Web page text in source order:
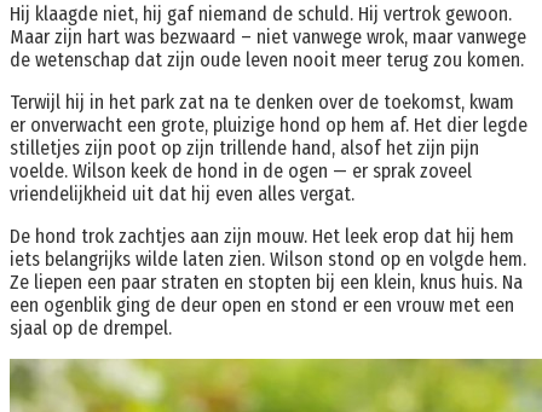
Hij klaagde niet, hij gaf niemand de schuld. Hij vertrok gewoon.
Maar zijn hart was bezwaard – niet vanwege wrok, maar vanwege
de wetenschap dat zijn oude leven nooit meer terug zou komen.
Terwijl hij in het park zat na te denken over de toekomst, kwam
er onverwacht een grote, pluizige hond op hem af. Het dier legde
stilletjes zijn poot op zijn trillende hand, alsof het zijn pijn
voelde. Wilson keek de hond in de ogen — er sprak zoveel
vriendelijkheid uit dat hij even alles vergat.
De hond trok zachtjes aan zijn mouw. Het leek erop dat hij hem
iets belangrijks wilde laten zien. Wilson stond op en volgde hem.
Ze liepen een paar straten en stopten bij een klein, knus huis. Na
een ogenblik ging de deur open en stond er een vrouw met een
sjaal op de drempel.